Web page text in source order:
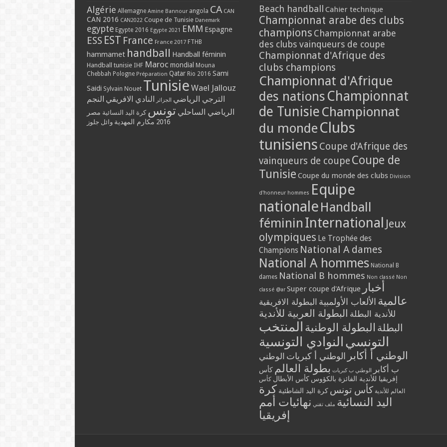
Algérie Allemagne Amine Bannour angola CA CAN
CAN 2016 CAN2022 Coupe de Tunisie Danemark
egypte Egypte 2016 Egypte 2021 EMM Espagne
ESS EST France France 2017 FTHB
hammamet handball Handball féminin
Handball tunisie IHF Maroc mondial Mouna
Chebbah Pologne Préparation Qatar Rio 2016 Sami
Saidi Sylvain Nouet Tunisie Wael Jallouz
الترجي الرياضي الجزائر النادي الافريقي النجم
الرياضي الساحلي تونس كرة اليد النسائية مصر
2016 مكارم المهدية وائل جلوز
Beach handball Cahier technique
Championnat arabe des clubs
champions Championnat arabe
des clubs vainqueurs de coupe
Championnat d'Afrique des
clubs champions
Championnat d'Afrique
des nations Championnat
de Tunisie Championnat
du monde Clubs
tunisiens Coupe d'Afrique des
vainqueurs de coupe Coupe de
Tunisie Coupe du monde des clubs Division
d'honneur hommes Equipe
nationale Handball
féminin International Jeux
olympiques Le Trophée des
Champions National A dames
National A hommes National B
dames National B hommes Non classé Non
classé @ar Super coupe d'Afrique أخبار
عالمية الألعاب الأولمبية البطولة الافريقية
للأندية البطلة البطولة العربية للأندية
البطلة البطولة الوطنية المنتخب
التونسي النوادي التونسية
الوطني أ أكابر الوطني أ كبريات الوطني
ب أكابر
الوطني ب كبريات بطولة العالم كأس
إفريقيا للأندية الفائزة بالكؤوس كأس الأبطال كأس
العالم للأندية كأس تونس كرة اليد الشاطئية كرة
اليد النسائية ملف تقني نهائيات أمم
إفريقيا